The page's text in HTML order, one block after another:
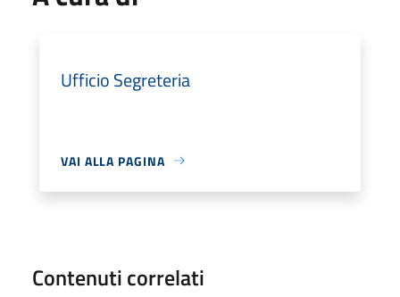
Ufficio Segreteria
VAI ALLA PAGINA
Contenuti correlati